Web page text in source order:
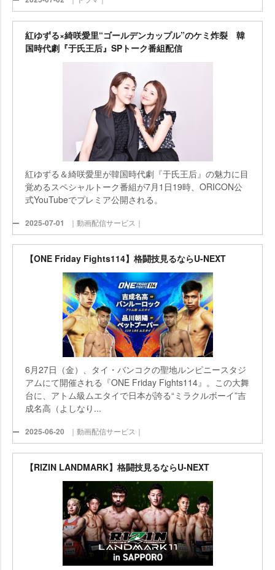
紅ゆずる×綺咲愛里“ゴールデンカップル”のケミ炸裂 韓
国時代劇『于氏王后』SPトーク番組配信
紅ゆずる＆綺咲愛里が韓国時代劇『于氏王后』の魅力に目
覚めるスペシャルトーク番組が7月1日19時、ORICON公
式YouTubeでプレミア公開される。
2025-07-01 ｜動画配信サービス｜
【ONE Friday Fights114】格闘技見るならU-NEXT
6月27日（金）、タイ・バンコクの聖地ルンピニースタジ
アムにて開催される『ONE Friday Fights114』。この大舞
台に、アトム級ムエタイで日本が誇る“ミラクルボーイ”吉
成名高（よしなり...
2025-06-20 ｜動画配信サービス｜
【RIZIN LANDMARK】格闘技見るならU-NEXT